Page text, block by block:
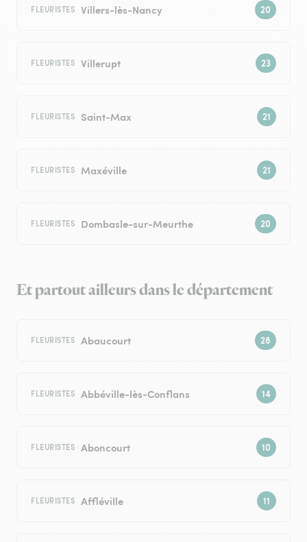
FLEURISTES Villers-lès-Nancy
FLEURISTES Villerupt
FLEURISTES Saint-Max
FLEURISTES Maxéville
FLEURISTES Dombasle-sur-Meurthe
Et partout ailleurs dans le département
FLEURISTES Abaucourt
FLEURISTES Abbéville-lès-Conflans
FLEURISTES Aboncourt
FLEURISTES Affléville